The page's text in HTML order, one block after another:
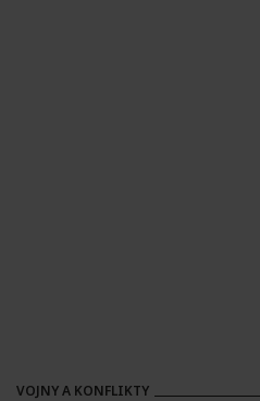
VOJNY A KONFLIKTY